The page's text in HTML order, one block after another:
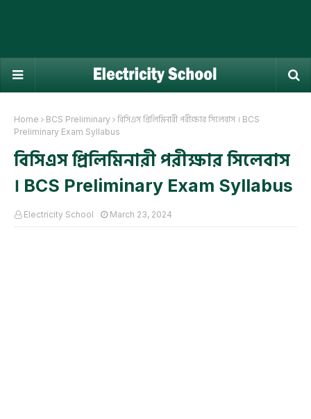
Home BCS Preliminary
বিসিএস প্রিলিমিনারী পরীক্ষার সিলেবাস । BCS
Preliminary Exam Syllabus
বিসিএস প্রিলিমিনারী পরীক্ষার সিলেবাস
। BCS Preliminary Exam Syllabus
Electricity School March 23, 2024